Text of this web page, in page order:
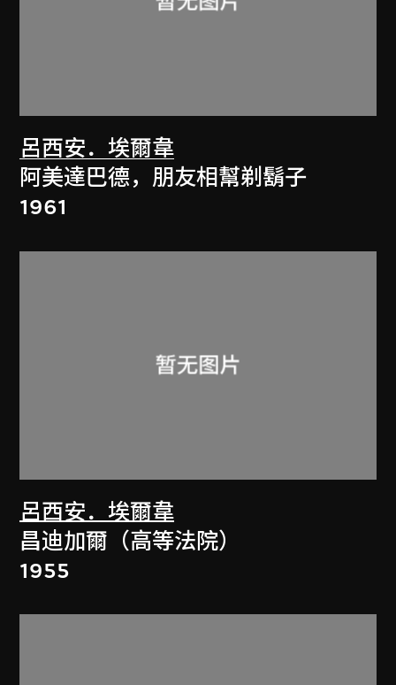
呂西安．埃爾韋
阿美達巴德，朋友相幫剃鬍子
1961
呂西安．埃爾韋
昌迪加爾（高等法院）
1955